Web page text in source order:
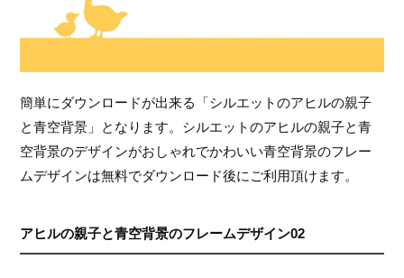
簡単にダウンロードが出来る「シルエットのアヒルの親子
と青空背景」となります。シルエットのアヒルの親子と青
空背景のデザインがおしゃれでかわいい青空背景のフレー
ムデザインは無料でダウンロード後にご利用頂けます。
アヒルの親子と青空背景のフレームデザイン02